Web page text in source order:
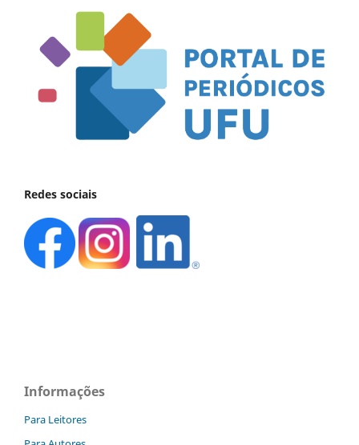
Redes sociais
Informações
Para Leitores